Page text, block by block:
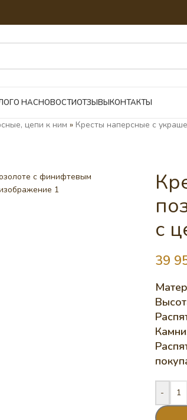
О НАСНОВОСТИОТЗЫВЫКОНТАКТЫ
цепи к ним » Кресты наперсные с
с
39
-